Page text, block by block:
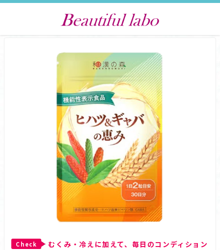
Check
むくみ・冷えに加えて、毎日のコンディション